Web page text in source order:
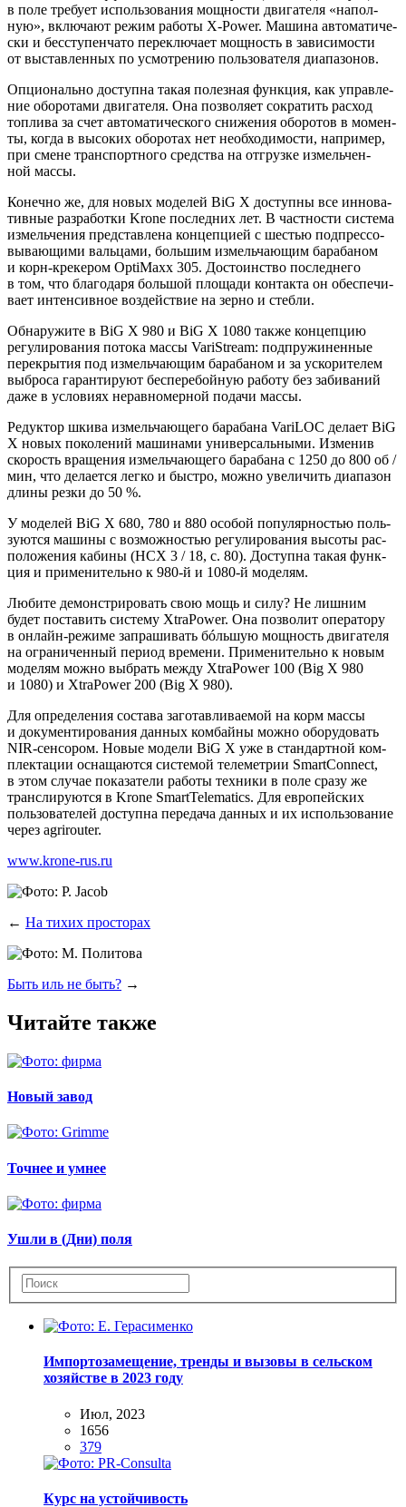
в поле тре­бу­ет исполь­зо­ва­ния мощ­но­сти дви­га­те­ля «напол­
ную», вклю­ча­ют режим рабо­ты X-Power. Маши­на авто­ма­ти­че­
ски и бес­сту­пен­ча­то пере­клю­ча­ет мощ­ность в зави­си­мо­сти
от выстав­лен­ных по усмот­ре­нию поль­зо­ва­те­ля диапазонов.
Опци­о­наль­но доступ­на такая полез­ная функ­ция, как управ­ле­
ние обо­ро­та­ми дви­га­те­ля. Она поз­во­ля­ет сокра­тить рас­ход
топ­ли­ва за счет авто­ма­ти­че­ско­го сни­же­ния обо­ро­тов в момен­
ты, когда в высо­ких обо­ро­тах нет необ­хо­ди­мо­сти, напри­мер,
при смене транс­порт­но­го сред­ства на отгруз­ке измель­чен­
ной массы.
Конеч­но же, для новых моде­лей BiG X доступ­ны все инно­ва­
тив­ные раз­ра­бот­ки Krone послед­них лет. В част­но­сти систе­ма
измель­че­ния пред­став­ле­на кон­цеп­ци­ей с шестью под­прес­со­
вы­ва­ю­щи­ми валь­ца­ми, боль­шим измель­ча­ю­щим бара­ба­ном
и корн-кре­ке­ром OptiMaxx 305. Досто­ин­ство послед­не­го
в том, что бла­го­да­ря боль­шой пло­ща­ди кон­так­та он обес­пе­чи­
ва­ет интен­сив­ное воз­дей­ствие на зер­но и стебли.
Обна­ру­жи­те в BiG X 980 и BiG X 1080 так­же кон­цеп­цию
регу­ли­ро­ва­ния пото­ка мас­сы VariStream: под­пру­жи­нен­ные
пере­кры­тия под измель­ча­ю­щим бара­ба­ном и за уско­ри­те­лем
выбро­са гаран­ти­ру­ют бес­пе­ре­бой­ную рабо­ту без заби­ва­ний
даже в усло­ви­ях нерав­но­мер­ной пода­чи массы.
Редук­тор шки­ва измель­ча­ю­ще­го бара­ба­на VariLOC дела­ет BiG
X новых поко­ле­ний маши­на­ми уни­вер­саль­ны­ми. Изме­нив
ско­рость вра­ще­ния измель­ча­ю­ще­го бара­ба­на с 1250 до 800 об /
мин, что дела­ет­ся лег­ко и быст­ро, мож­но уве­ли­чить диа­па­зон
дли­ны рез­ки до 50 %.
У моде­лей BiG X 680, 780 и 880 осо­бой попу­ляр­но­стью поль­
зу­ют­ся маши­ны с воз­мож­но­стью регу­ли­ро­ва­ния высо­ты рас­
по­ло­же­ния каби­ны (НСХ 3 / 18, с. 80). Доступ­на такая функ­
ция и при­ме­ни­тель­но к 980-й и 1080-й моделям.
Люби­те демон­стри­ро­вать свою мощь и силу? Не лиш­ним
будет поста­вить систе­му XtraPower. Она поз­во­лит опе­ра­то­ру
в онлайн-режи­ме запра­ши­вать бóль­шую мощ­ность дви­га­те­ля
на огра­ни­чен­ный пери­од вре­ме­ни. При­ме­ни­тель­но к новым
моде­лям мож­но выбрать меж­ду XtraPower 100 (Big X 980
и 1080) и XtraPower 200 (Big X 980).
Для опре­де­ле­ния соста­ва заго­тав­ли­ва­е­мой на корм мас­сы
и доку­мен­ти­ро­ва­ния дан­ных ком­бай­ны мож­но обо­ру­до­вать
NIR-сен­со­ром. Новые моде­ли BiG X уже в стан­дарт­ной ком­
плек­та­ции осна­ща­ют­ся систе­мой теле­мет­рии SmartConnect,
в этом слу­чае пока­за­те­ли рабо­ты тех­ни­ки в поле сра­зу же
транс­ли­ру­ют­ся в Krone SmartTelematics. Для евро­пей­ских
поль­зо­ва­те­лей доступ­на пере­да­ча дан­ных и их исполь­зо­ва­ние
через agrirouter.
www.krone-rus.ru
← На тихих просторах
Быть иль не быть? →
Читайте также
Новый завод
Точнее и умнее
Ушли в (Дни) поля
Импортозамещение, тренды и вызовы в сельском
хозяйстве в 2023 году
Июл, 2023
1656
379
Курс на устойчивость